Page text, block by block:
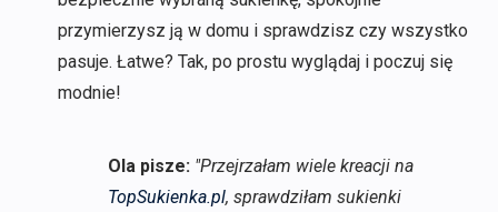
przymierzysz ją w domu i sprawdzisz czy wszystko
pasuje. Łatwe? Tak, po prostu wyglądaj i poczuj się
modnie!
Ola pisze: "Przejrzałam wiele kreacji na
TopSukienka.pl, sprawdziłam sukienki